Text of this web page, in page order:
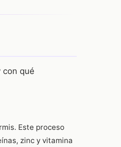
qué
Este proceso
zinc y vitamina